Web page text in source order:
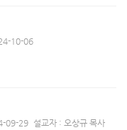
10-06
09-29 설교자 : 오상규 목사